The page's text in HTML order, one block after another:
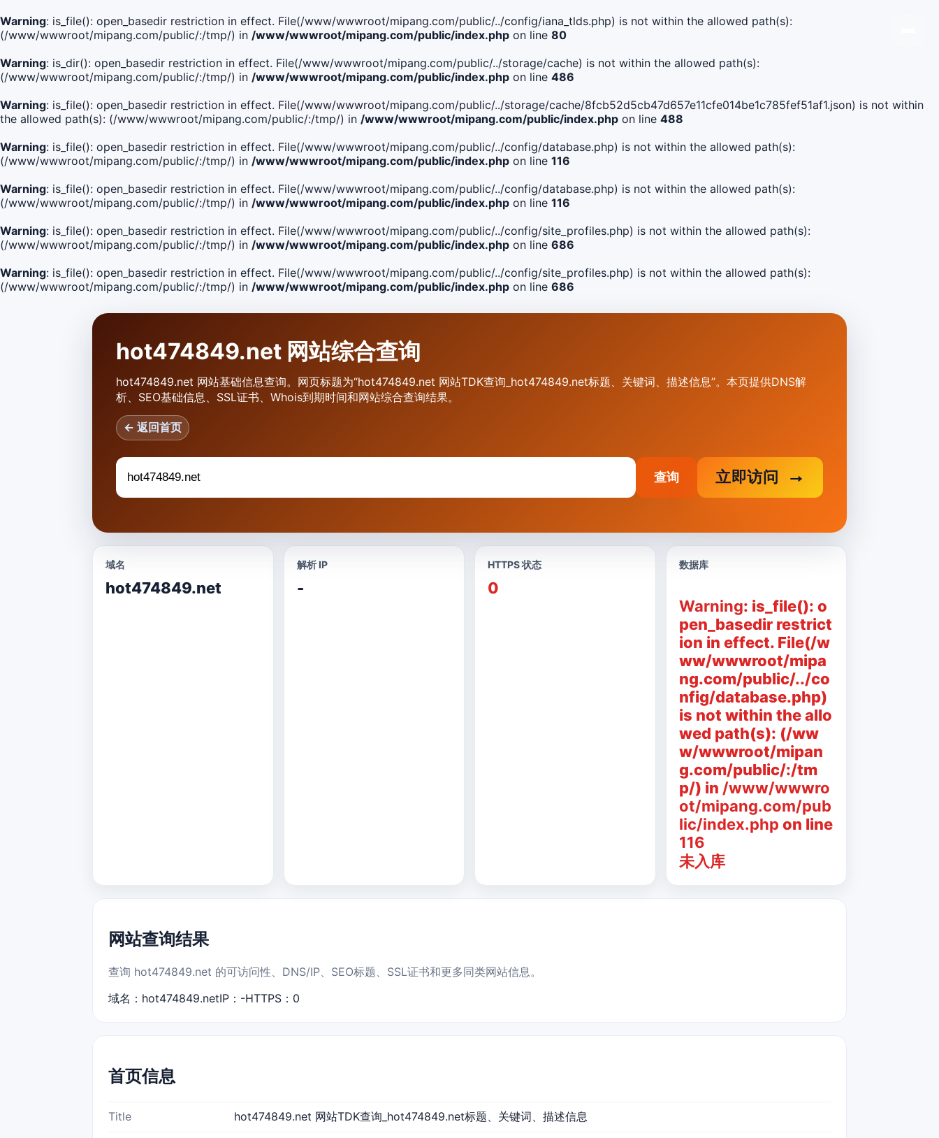
Warning: is_file(): open_basedir restriction in effect. File(/www/wwwroot/mipang.com/public/../config/iana_tlds.php) is not within the allowed path(s):
(/www/wwwroot/mipang.com/public/:/tmp/) in /www/wwwroot/mipang.com/public/index.php on line 80
Warning: is_dir(): open_basedir restriction in effect. File(/www/wwwroot/mipang.com/public/../storage/cache) is not within the allowed path(s):
(/www/wwwroot/mipang.com/public/:/tmp/) in /www/wwwroot/mipang.com/public/index.php on line 486
Warning: is_file(): open_basedir restriction in effect. File(/www/wwwroot/mipang.com/public/../storage/cache/8fcb52d5cb47d657e11cfe014be1c785fef51af1.json) is not within
the allowed path(s): (/www/wwwroot/mipang.com/public/:/tmp/) in /www/wwwroot/mipang.com/public/index.php on line 488
Warning: is_file(): open_basedir restriction in effect. File(/www/wwwroot/mipang.com/public/../config/database.php) is not within the allowed path(s):
(/www/wwwroot/mipang.com/public/:/tmp/) in /www/wwwroot/mipang.com/public/index.php on line 116
Warning: is_file(): open_basedir restriction in effect. File(/www/wwwroot/mipang.com/public/../config/database.php) is not within the allowed path(s):
(/www/wwwroot/mipang.com/public/:/tmp/) in /www/wwwroot/mipang.com/public/index.php on line 116
Warning: is_file(): open_basedir restriction in effect. File(/www/wwwroot/mipang.com/public/../config/site_profiles.php) is not within the allowed path(s):
(/www/wwwroot/mipang.com/public/:/tmp/) in /www/wwwroot/mipang.com/public/index.php on line 686
Warning: is_file(): open_basedir restriction in effect. File(/www/wwwroot/mipang.com/public/../config/site_profiles.php) is not within the allowed path(s):
(/www/wwwroot/mipang.com/public/:/tmp/) in /www/wwwroot/mipang.com/public/index.php on line 686
hot474849.net 网站综合查询
hot474849.net 网站基础信息查询。网页标题为“hot474849.net 网站TDK查询_hot474849.net标题、关键词、描述信息”。本页提供DNS解
析、SEO基础信息、SSL证书、Whois到期时间和网站综合查询结果。
← 返回首页
查询 立即访问
域名
hot474849.net
解析 IP
-
HTTPS 状态
0
数据库
Warning: is_file(): o
pen_basedir restrict
ion in effect. File(/w
ww/wwwroot/mipa
ng.com/public/../co
nfig/database.php)
is not within the allo
wed path(s): (/ww
w/wwwroot/mipan
g.com/public/:/tm
p/) in /www/wwwro
ot/mipang.com/pub
lic/index.php on line
116
未入库
网站查询结果
查询 hot474849.net 的可访问性、DNS/IP、SEO标题、SSL证书和更多同类网站信息。
域名：hot474849.netIP：-HTTPS：0
首页信息
Title hot474849.net 网站TDK查询_hot474849.net标题、关键词、描述信息